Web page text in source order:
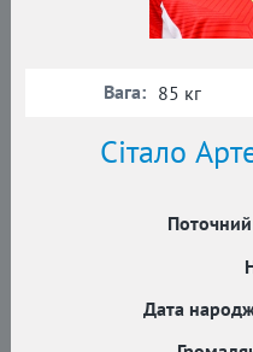
Сітало
Дата
Вага: 85 кг